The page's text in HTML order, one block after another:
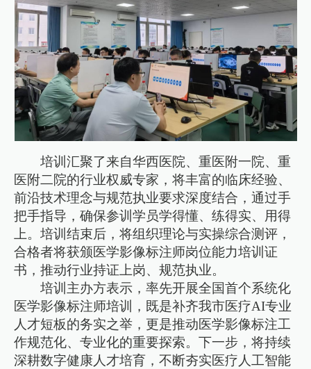
培训汇聚了来自华西医院、重医附一院、重
医附二院的行业权威专家，将丰富的临床经验、
前沿技术理念与规范执业要求深度结合，通过手
把手指导，确保参训学员学得懂、练得实、用得
上。培训结束后，将组织理论与实操综合测评，
合格者将获颁医学影像标注师岗位能力培训证
书，推动行业持证上岗、规范执业。
培训主办方表示，率先开展全国首个系统化
医学影像标注师培训，既是补齐我市医疗AI专业
人才短板的务实之举，更是推动医学影像标注工
作规范化、专业化的重要探索。下一步，将持续
深耕数字健康人才培育，不断夯实医疗人工智能